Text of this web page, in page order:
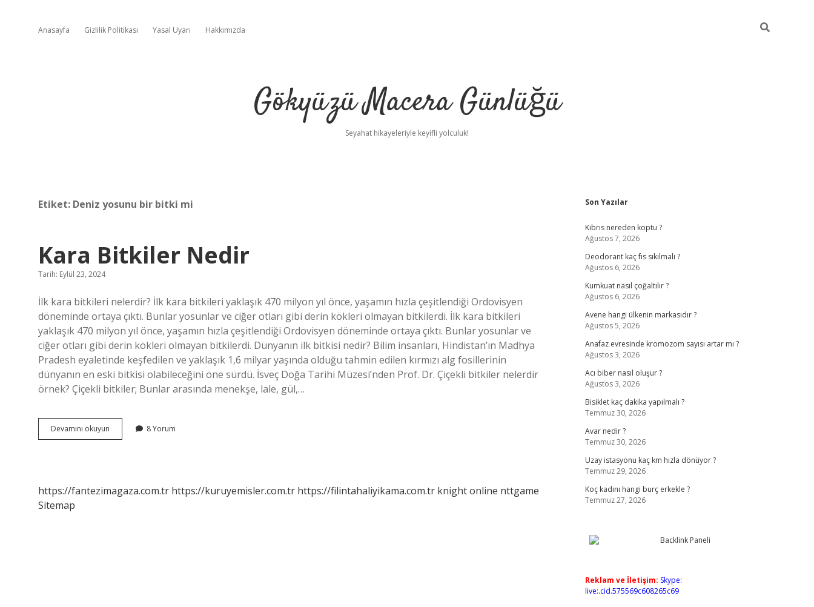
Anasayfa Gizlilik Politikası Yasal Uyarı Hakkımızda
Gökyüzü Macera Günlüğü
Seyahat hikayeleriyle keyifli yolculuk!
Etiket: Deniz yosunu bir bitki mi
Kara Bitkiler Nedir
Tarih: Eylül 23, 2024
İlk kara bitkileri nelerdir? İlk kara bitkileri yaklaşık 470 milyon yıl önce, yaşamın hızla çeşitlendiği Ordovisyen
döneminde ortaya çıktı. Bunlar yosunlar ve ciğer otları gibi derin kökleri olmayan bitkilerdi. İlk kara bitkileri
yaklaşık 470 milyon yıl önce, yaşamın hızla çeşitlendiği Ordovisyen döneminde ortaya çıktı. Bunlar yosunlar ve
ciğer otları gibi derin kökleri olmayan bitkilerdi. Dünyanın ilk bitkisi nedir? Bilim insanları, Hindistan’ın Madhya
Pradesh eyaletinde keşfedilen ve yaklaşık 1,6 milyar yaşında olduğu tahmin edilen kırmızı alg fosillerinin
dünyanın en eski bitkisi olabileceğini öne sürdü. İsveç Doğa Tarihi Müzesi’nden Prof. Dr. Çiçekli bitkiler nelerdir
örnek? Çiçekli bitkiler; Bunlar arasında menekşe, lale, gül,…
Devamını okuyun
Bitkiler
8 Yorum
https://fantezimagaza.com.tr https://kuruyemisler.com.tr https://filintahaliyikama.com.tr knight online nttgame
Sitemap
Sidebar
Son Yazılar
Kıbrıs nereden koptu ?
Ağustos 7, 2026
Deodorant kaç fıs sıkılmalı ?
Ağustos 6, 2026
Kumkuat nasıl çoğaltılır ?
Ağustos 6, 2026
Avene hangi ülkenin markasıdır ?
Ağustos 5, 2026
Anafaz evresinde kromozom sayısı artar mı ?
Ağustos 3, 2026
Acı biber nasıl oluşur ?
Ağustos 3, 2026
Bisiklet kaç dakika yapılmalı ?
Temmuz 30, 2026
Avar nedir ?
Temmuz 30, 2026
Uzay istasyonu kaç km hızla dönüyor ?
Temmuz 29, 2026
Koç kadını hangi burç erkekle ?
Temmuz 27, 2026
Reklam ve İletişim: Skype:
live:.cid.575569c608265c69